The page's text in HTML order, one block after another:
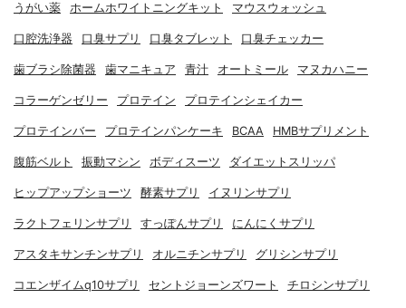
うがい薬 ホームホワイトニングキット マウスウォッシュ
口腔洗浄器 口臭サプリ 口臭タブレット 口臭チェッカー
歯ブラシ除菌器 歯マニキュア 青汁 オートミール マヌカハニー
コラーゲンゼリー プロテイン プロテインシェイカー
プロテインバー プロテインパンケーキ BCAA HMBサプリメント
腹筋ベルト 振動マシン ボディスーツ ダイエットスリッパ
ヒップアップショーツ 酵素サプリ イヌリンサプリ
ラクトフェリンサプリ すっぽんサプリ にんにくサプリ
アスタキサンチンサプリ オルニチンサプリ グリシンサプリ
コエンザイムq10サプリ セントジョーンズワート チロシンサプリ